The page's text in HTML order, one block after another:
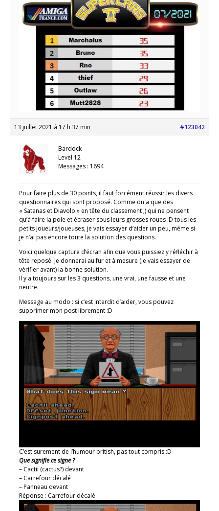
13 juillet 2021 à 17 h 37 min #123042
Bardock
Level 12
Messages : 1694
Pour faire plus de 30 points, il faut forcément réussir les divers
questionnaires qui sont proposé. Comme on a que des
« Satanas et Diavolo » en tête du classement ;) qui ne pensent
qu’à faire la pole et écraser sous leurs grosses roues :D tous les
petits joueurs/joueuses, je vais essayer d’aider un peu, même si
je n’ai pas encore toute la solution des questions.
Voici quelque capture d’écran afin que vous puissiez y réfléchir à
tête reposé. Je donnerai au fur et à mesure (je vais essayer de
vérifier avant) la bonne solution.
Il y a toujours sur les 3 questions, une vrai, une fausse et une
neutre.
Message au modo : si c’est interdit d’aider, vous pouvez
supprimer mon post librement :D
C’est surement de l’humour british, pas tout compris :D
Que signifie ce signe ?
– Cactii (cactus?) devant
– Carrefour décalé
– Panneau devant
Réponse : Carrefour décalé